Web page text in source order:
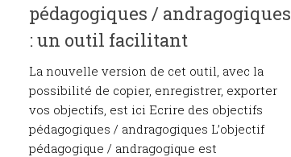
pédagogiques / andragogiques
: un outil facilitant
La nouvelle version de cet outil, avec la
possibilité de copier, enregistrer, exporter
vos objectifs, est ici Ecrire des objectifs
pédagogiques / andragogiques L’objectif
pédagogique / andragogique est